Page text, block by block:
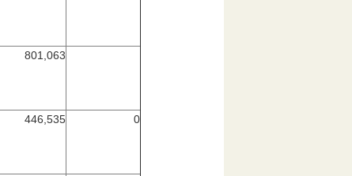
801,063
446,535 0